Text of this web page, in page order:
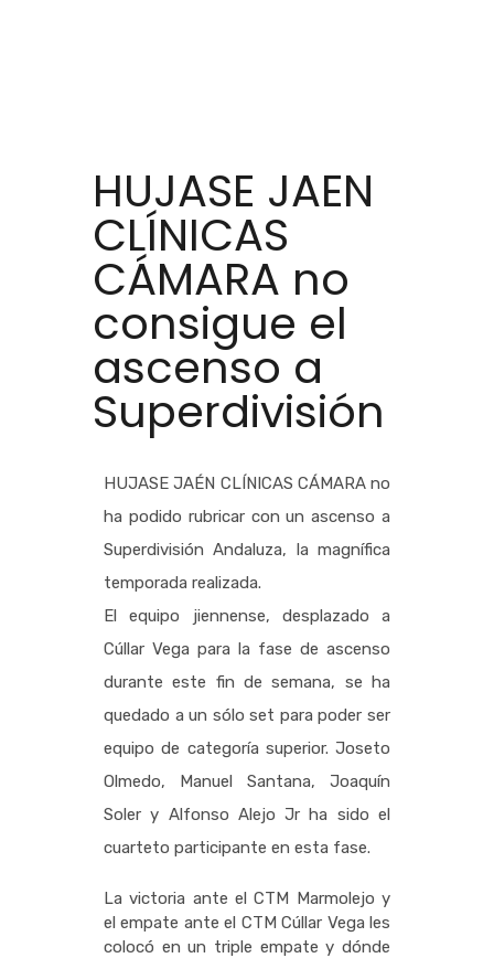
HUJASE JAEN
CLÍNICAS
CÁMARA no
consigue el
ascenso a
Superdivisión
HUJASE JAÉN CLÍNICAS CÁMARA no
ha podido rubricar con un ascenso a
Superdivisión Andaluza, la magnífica
temporada realizada.
El equipo jiennense, desplazado a
Cúllar Vega para la fase de ascenso
durante este fin de semana, se ha
quedado a un sólo set para poder ser
equipo de categoría superior. Joseto
Olmedo, Manuel Santana, Joaquín
Soler y Alfonso Alejo Jr ha sido el
cuarteto participante en esta fase.
La victoria ante el CTM Marmolejo y
el empate ante el CTM Cúllar Vega les
colocó en un triple empate y dónde